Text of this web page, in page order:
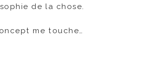
de la chose.
me touche…